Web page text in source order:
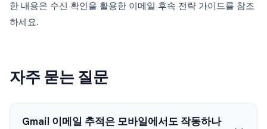
한 내용은 수신 확인을 활용한 이메일 후속 전략 가이드를 참조
하세요.
자주 묻는 질문
Gmail 이메일 추적은 모바일에서도 작동하나